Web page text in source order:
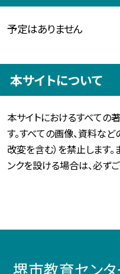
予定はありません
本サイトについて
本サイトにおけるすべての
す。すべての画像、資料な
改変を含む）を禁止します
ンクを設ける場合は、必ず
堺市教育センタ